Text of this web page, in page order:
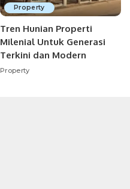
Property
Tren Hunian Properti
Milenial Untuk Generasi
Terkini dan Modern
Property